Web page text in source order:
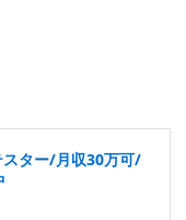
スター/月収30万可/